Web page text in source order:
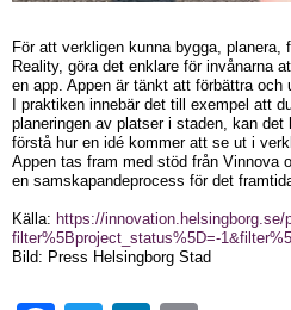
För att verkligen kunna bygga,
Reality, göra det enklare för invånarna
en app. Appen är tänkt att förbättra
I praktiken innebär det till exempel att
planeringen av platser i staden, kan
förstå hur en idé kommer att se ut i
Appen tas fram med stöd från Vinnova
en samskapandeprocess för det
Källa: https://
filter%5Bproject_status%5D=-
Bild: Press Helsingborg Stad